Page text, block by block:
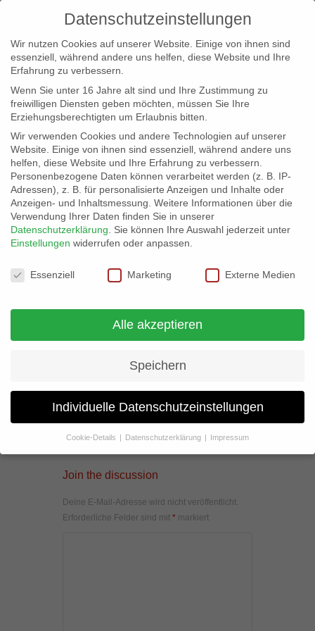
info@erfolgreich-events.de
+4940 46 777 230
Join the discussion
Deine E-Mail-Adresse wird nicht veröffentlicht.
Erforderliche Felder sind mit * markiert
Datenschutzeinstellungen
Wir nutzen Cookies auf unserer Website. Einige von ihnen sind
essenziell, während andere uns helfen, diese Website und Ihre
Erfahrung zu verbessern.
Wenn Sie unter 16 Jahre alt sind und Ihre Zustimmung zu
freiwilligen Diensten geben möchten, müssen Sie Ihre
Erziehungsberechtigten um Erlaubnis bitten.
Wir verwenden Cookies und andere Technologien auf unserer
Website. Einige von ihnen sind essenziell, während andere uns
helfen, diese Website und Ihre Erfahrung zu verbessern.
Personenbezogene Daten können verarbeitet werden (z. B. IP-
Adressen), z. B. für personalisierte Anzeigen und Inhalte oder
Anzeigen- und Inhaltsmessung. Weitere Informationen über die
Verwendung Ihrer Daten finden Sie in unserer
Datenschutzerklärung
Sie können Ihre Auswahl jederzeit unter
Einstellungen widerrufen oder anpassen.
Datenschutzeinstellungen
Essenziell Marketing Externe Medien
Alle akzeptieren
Speichern
Individuelle Datenschutzeinstellungen
Cookie-Details Datenschutzerklärung Impressum
Datenschutzeinstellungen
Wenn Sie unter 16 Jahre alt sind und Ihre Zustimmung zu
Erziehungsberechtigten um Erlaubnis bitten.
Wir verwenden Cookies und andere Technologien auf unserer